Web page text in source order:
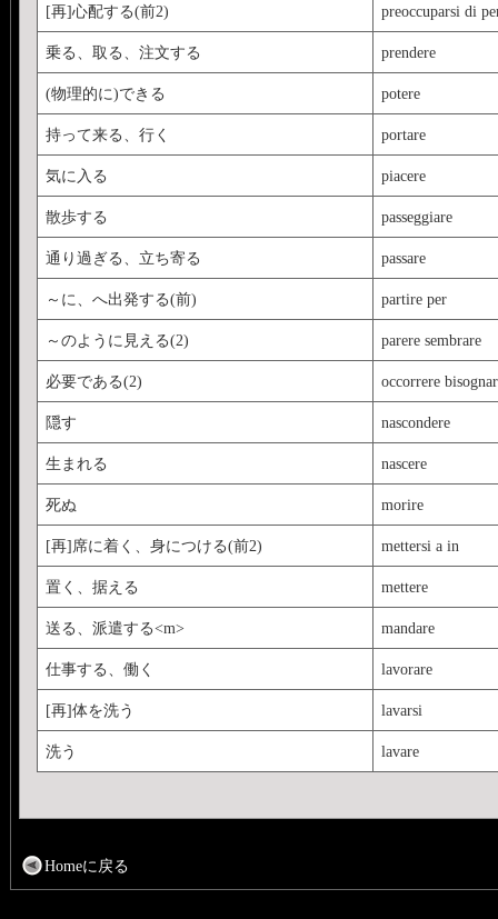
[再]心配する(前2) preoccuparsi di
乗る、取る、注文する prendere
(物理的に)できる potere
持って来る、行く portare
気に入る piacere
散歩する passeggiare
通り過ぎる、立ち寄る passare
～に、へ出発する(前) partire per
～のように見える(2) parere sembrare
必要である(2) occorrere
隠す nascondere
生まれる nascere
死ぬ morire
[再]席に着く、身につける(前2) mettersi a in
置く、据える mettere
送る、派遣する<m> mandare
仕事する、働く lavorare
[再]体を洗う lavarsi
洗う lavare
Homeに戻る